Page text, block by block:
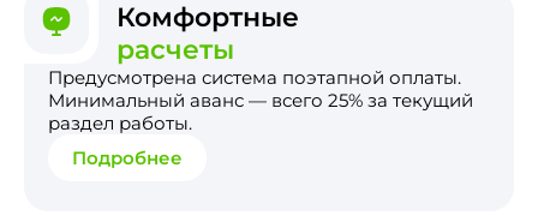
Комфортные
расчеты
Предусмотрена система поэтапной оплаты.
Минимальный аванс — всего 25% за текущий
раздел работы.
Подробнее